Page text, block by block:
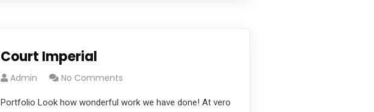
Court Imperial
Admin No Comments
Portfolio Look how wonderful work we have done! At vero